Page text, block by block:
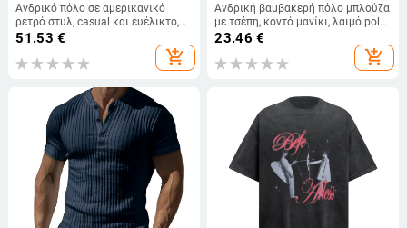
Ανδρικό πόλο σε αμερικανικό
ρετρό στυλ, casual και ευέλικτο,
κοντό μανίκι, άνετη εφαρμογή για
51.53 €
add_shopping_cart
Ανδρική βαμβακερή πόλο μπλούζα
με τσέπη, κοντό μανίκι, λαιμό polo,
άνετη γραμμή, καλοκαίρι, για
23.46 €
add_shopping_cart